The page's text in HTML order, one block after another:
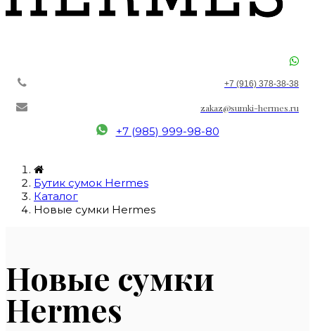
+7 (916) 378-38-38
zakaz@sumki-hermes.ru
+7 (985) 999-98-80
Бутик сумок Hermes
Каталог
Новые сумки Hermes
Новые сумки
Hermes